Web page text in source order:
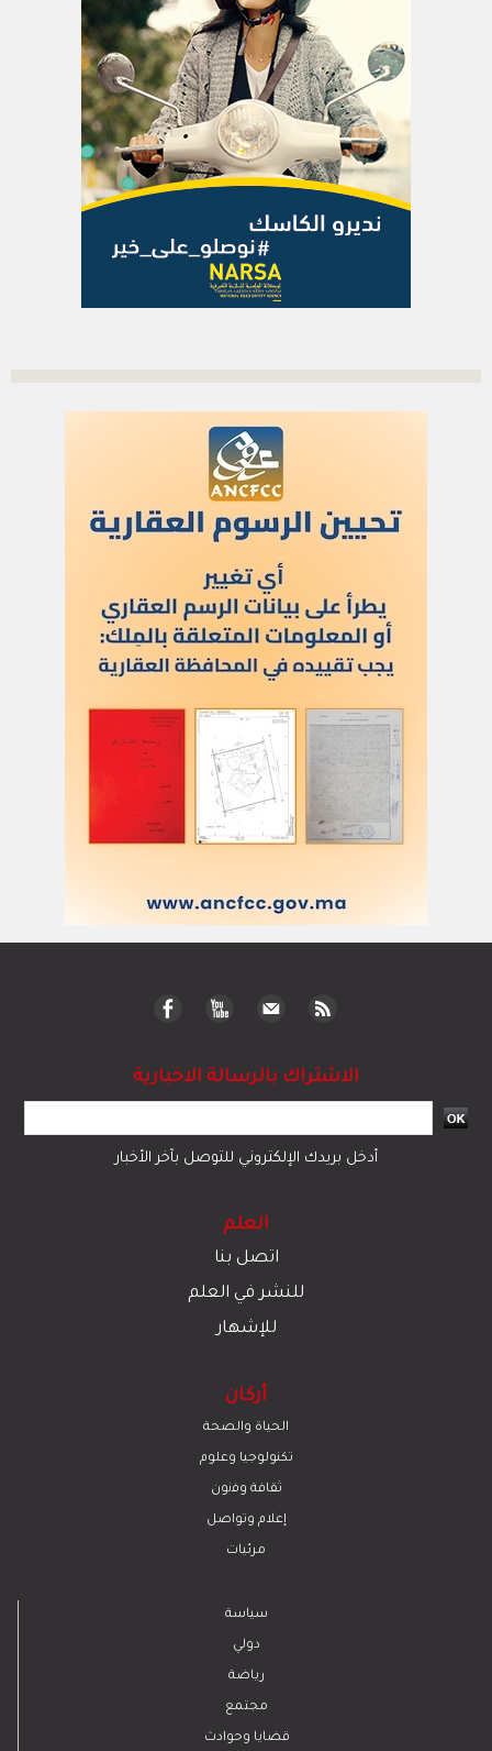
الاشتراك بالرسالة الاخبارية
أدخل بريدك الإلكتروني للتوصل بآخر الأخبار
العلم
اتصل بنا
للنشر في العلم
للإشهار
أركان
الحياة والصحة
تكنولوجيا وعلوم
ﺛﻘﺎﻓﺔ وﻓﻧون
إعلام وتواصل
مرئيات
سياسة
دولي
رياضة
مجتمع
قضايا وحوادث